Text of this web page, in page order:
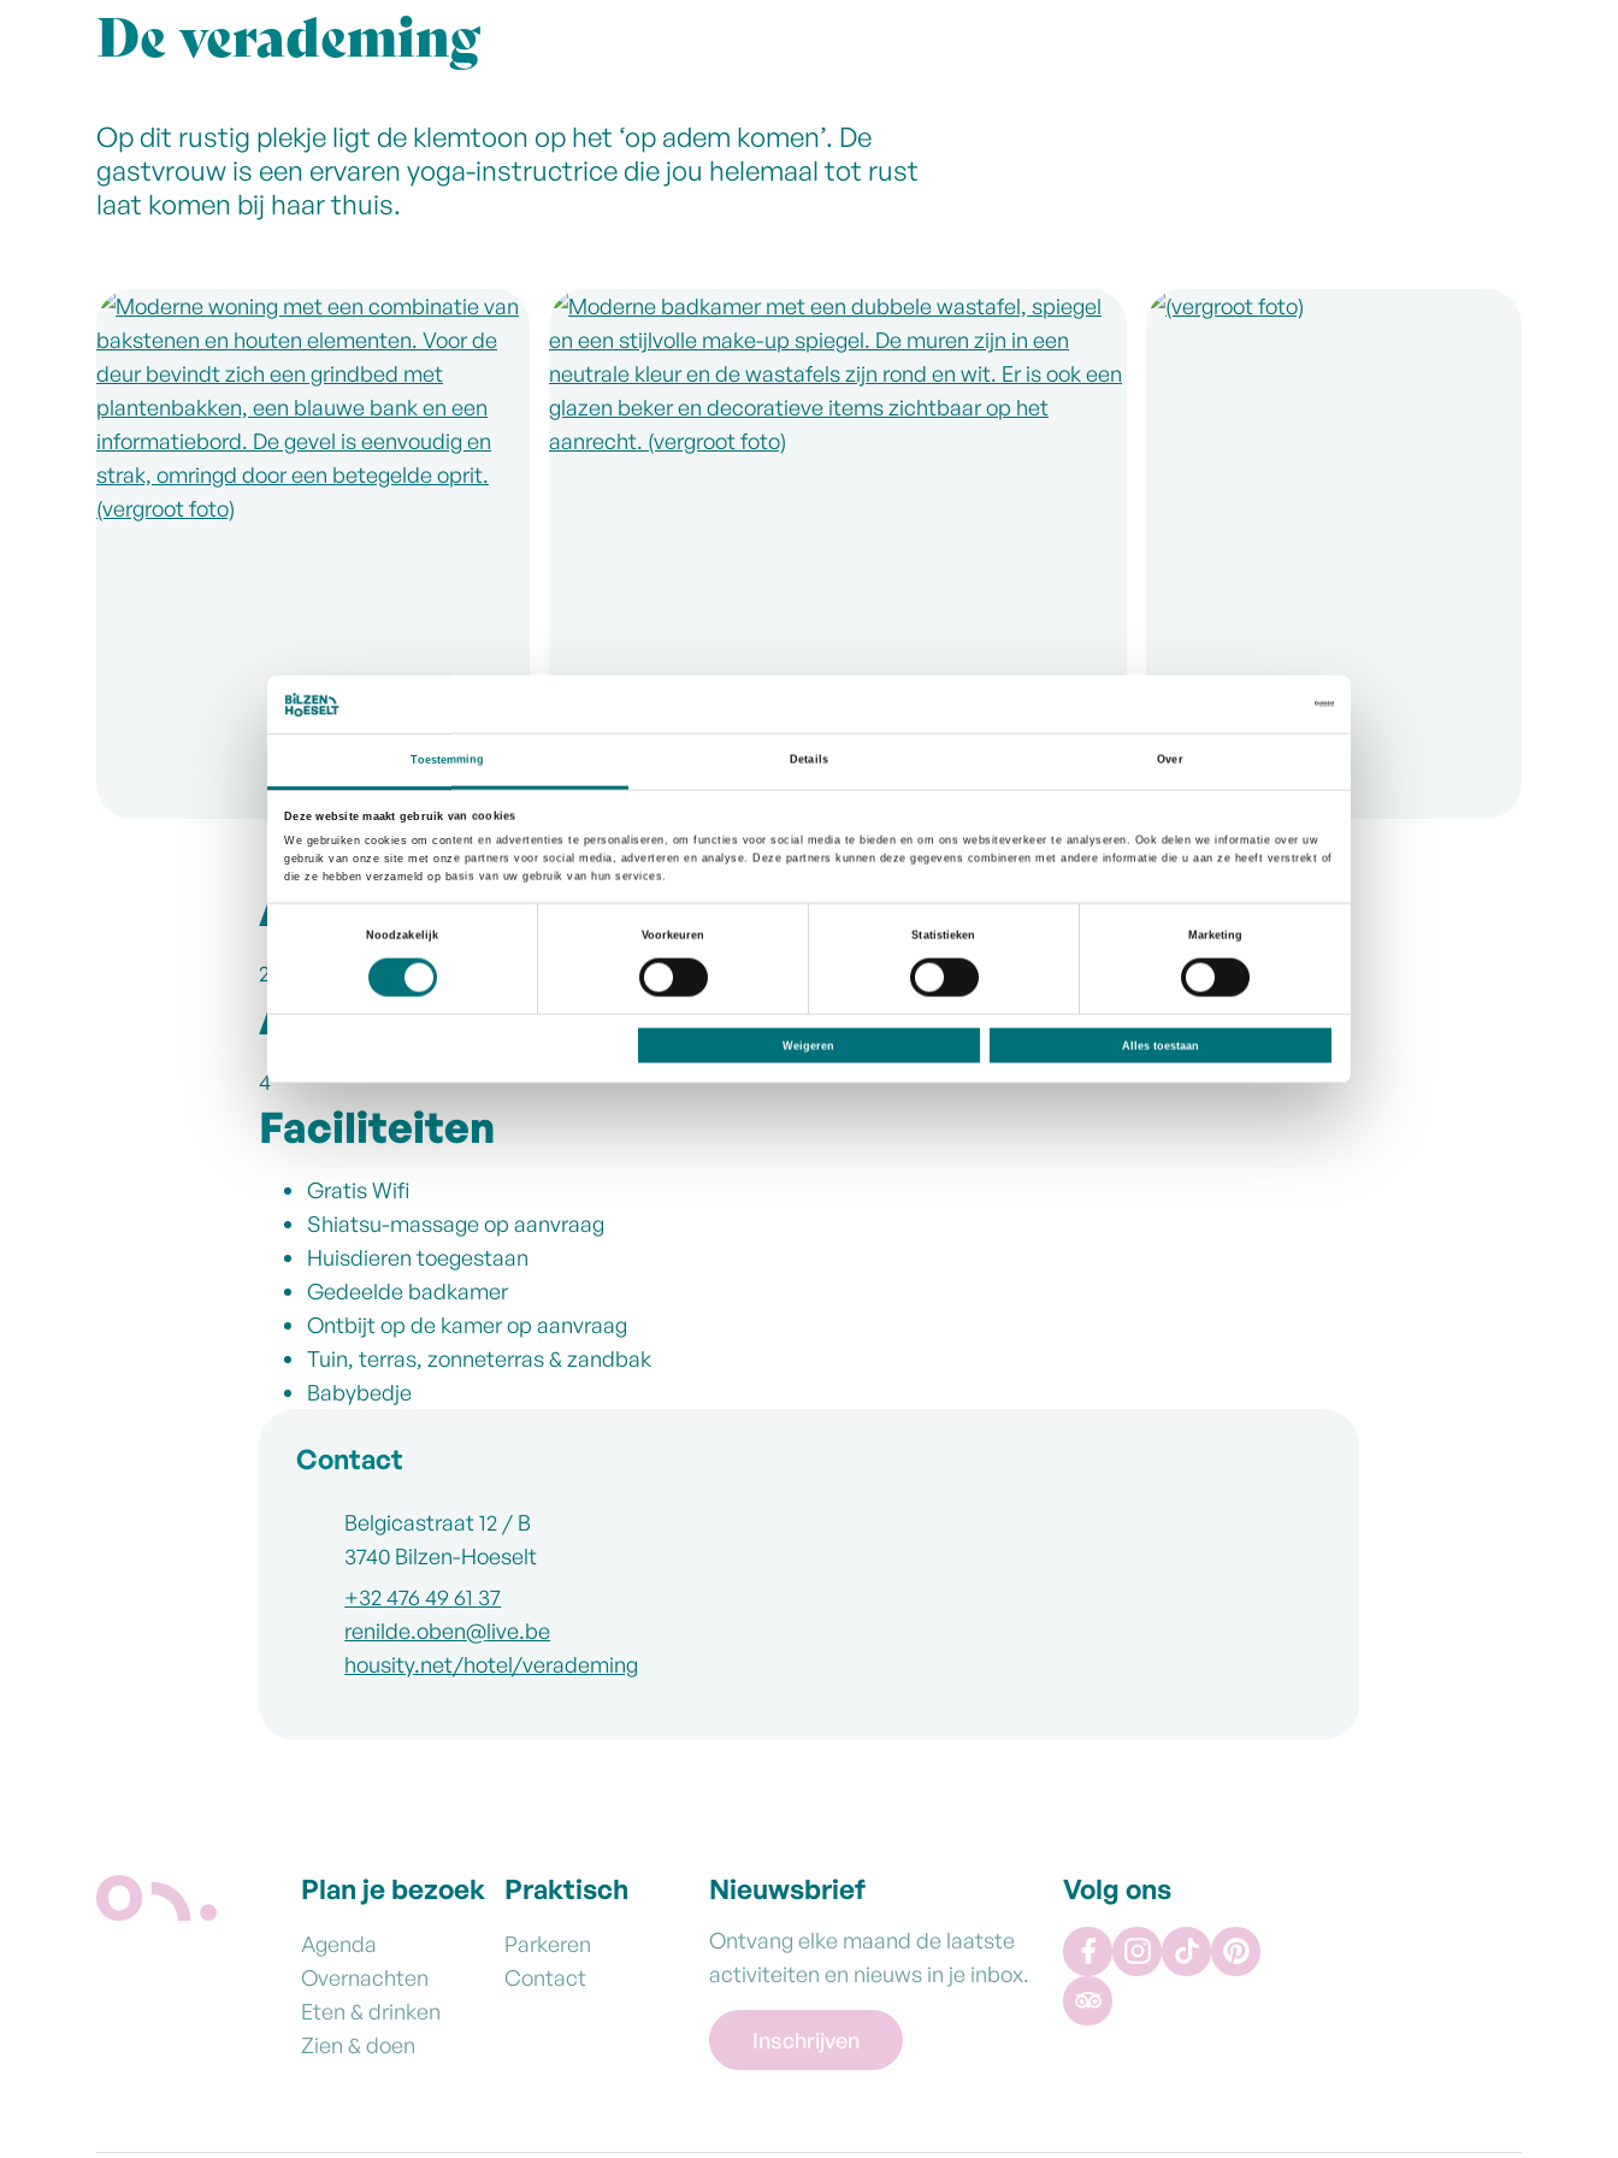
Toestemming Details Over
Deze website maakt gebruik van cookies
We gebruiken cookies om content en advertenties te personaliseren, om functies voor social media te bieden en om ons websiteverkeer te analyseren. Ook delen we informatie over uw
gebruik van onze site met onze partners voor social media, adverteren en analyse. Deze partners kunnen deze gegevens combineren met andere informatie die u aan ze heeft verstrekt of
die ze hebben verzameld op basis van uw gebruik van hun services.
Noodzakelijk
Voorkeuren Statistieken Marketing
Weigeren Alles toestaan
De verademing
Op dit rustig plekje ligt de klemtoon op het ‘op adem komen’. De
gastvrouw is een ervaren yoga-instructrice die jou helemaal tot rust
laat komen bij haar thuis.
Aantal kamers
2
Aantal personen
4
Faciliteiten
Gratis Wifi
Shiatsu-massage op aanvraag
Huisdieren toegestaan
Gedeelde badkamer
Ontbijt op de kamer op aanvraag
Tuin, terras, zonneterras & zandbak
Babybedje
Contact
AdresBelgicastraat 12 / B
,3740 Bilzen-Hoeselt
+32 476 49 61 37
E-mailrenilde.oben@live.be
Websitehousity.net/hotel/verademing
Plan je bezoek
Agenda
Overnachten
Eten & drinken
Zien & doen
Praktisch
Parkeren
Contact
Nieuwsbrief
Ontvang elke maand de laatste
activiteiten en nieuws in je inbox.
Inschrijven
Volg ons
FacebookInstagram
TikTokPinterest
Tripadvisor